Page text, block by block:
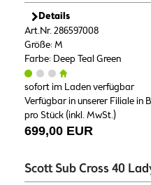
Details
Art.Nr. 286597008
Größe: M
Farbe: Deep Teal Green
sofort im Laden verfügbar
Verfügbar in unserer Filiale in
pro Stück (inkl. MwSt.)
699,00 EUR
Scott Sub Cross 40